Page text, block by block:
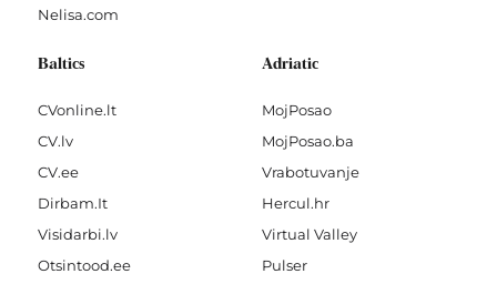
Nelisa.com
Baltics
CVonline.lt
CV.lv
CV.ee
Dirbam.It
Visidarbi.lv
Otsintood.ee
Adriatic
MojPosao
MojPosao.ba
Vrabotuvanje
Hercul.hr
Virtual Valley
Pulser